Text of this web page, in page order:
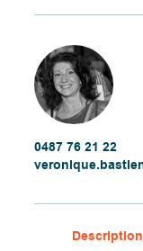
0487 76 21 22
Description